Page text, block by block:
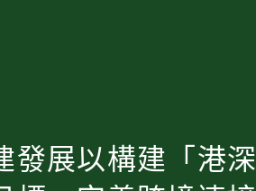
發展以構建「港深